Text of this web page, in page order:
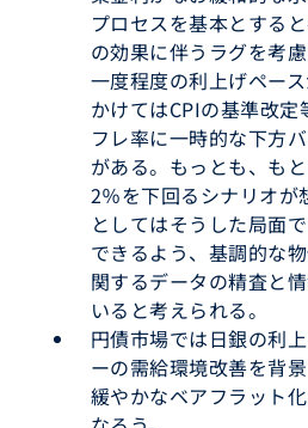
プロセスを基本とする
の効果に伴うラグを考
一度程度の利上げペー
かけてはCPIの基準改
フレ率に一時的な下方
がある。もっとも、も
2％を下回るシナリオが
としてはそうした局面
できるよう、基調的な
関するデータの精査と
いると考えられる。
円債市場では日銀の利
ーの需給環境改善を背
緩やかなベアフラット